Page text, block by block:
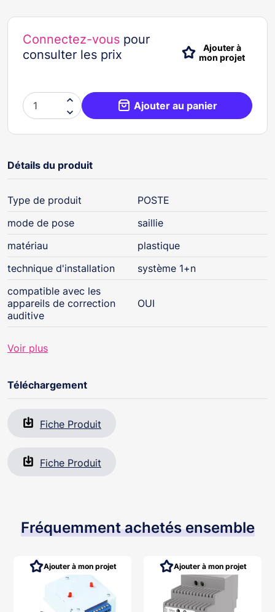
Connectez-vous pour
consulter les prix
Ajouter à
mon projet

 Ajouter au panier
Détails du produit
Type de produit
POSTE
mode de pose
saillie
matériau
plastique
technique d'installation
système 1+n
compatible avec les
appareils de correction
auditive
OUI
Voir plus
Téléchargement
Fiche Produit
Fiche Produit
Fréquemment achetés ensemble
Ajouter à mon projet Ajouter à mon projet